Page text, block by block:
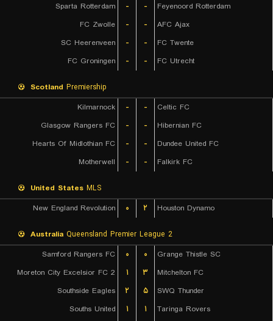
Sparta Rotterdam
- -
Feyenoord Rotterdam
FC Zwolle
- -
AFC Ajax
SC Heerenveen
- -
FC Twente
FC Groningen
- - FC Utrecht
Scotland Premiership
Kilmarnock
- -
Celtic FC
Glasgow Rangers FC
- -
Hibernian FC
Hearts Of Midlothian FC
- -
Dundee United FC
Motherwell
- - Falkirk FC
United States MLS
New England Revolution
۰ ۲ Houston Dynamo
Australia Queensland Premier League 2
Samford Rangers FC
۰ ۰
Grange Thistle SC
Moreton City Excelsior FC 2
۱ ۳
Mitchelton FC
Southside Eagles
۲ ۵
SWQ Thunder
Souths United
۱ ۱
Taringa Rovers